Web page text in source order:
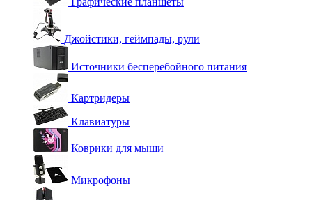
Джойстики, геймпады, рули
Источники бесперебойного питания
Картридеры
Клавиатуры
Коврики для мыши
Микрофоны